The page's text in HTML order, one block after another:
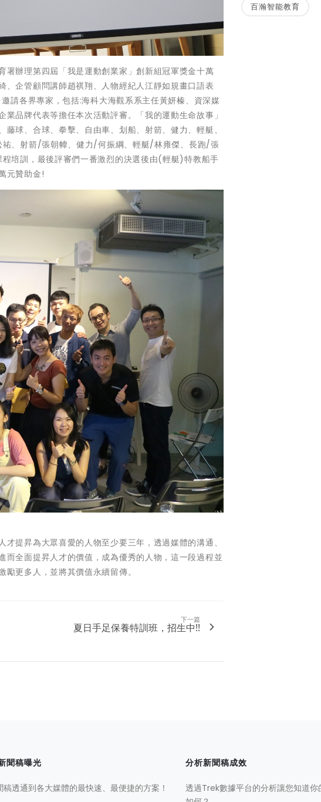
辦理第四屆「我是運動創業家」創新組冠軍獎金十萬
企管顧問講師趙祺翔、人物經紀人江靜如規畫口語表
請各界專家，包括:海科大海觀系系主任黃妍榛、資深媒
品牌代表等擔任本次活動評審。「我的運動生命故事」
球、合球、拳擊、自由車、划船、射箭、健力、輕艇、
、射箭/張朝幃、健力/何振綱、輕艇/林雍傑、長跑/張
培訓，最後評審們一番激烈的決選後由(輕艇)特教船手
元贊助金!
提昇為大眾喜愛的人物至少要三年，透過媒體的溝通、
全面提昇人才的價值，成為優秀的人物，這一段過程並
更多人，並將其價值永續留傳。
下一篇
夏日手足保養特訓班，招生中!!
百瀚智能教育
聞稿曝光
稿透通到各大媒體的最快速、最便捷的方案！
分析新聞稿成效
透過Trek數據平台的分析讓您知道